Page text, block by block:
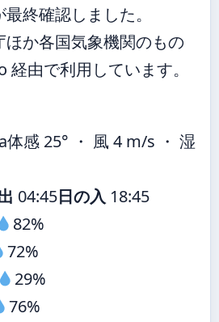
終確認しました。
ほか各国気象機関のもの
経由で利用しています。
体感 25° ・ 風 4 m/s ・ 湿
04:45日の入 18:45
82%
72%
29%
76%